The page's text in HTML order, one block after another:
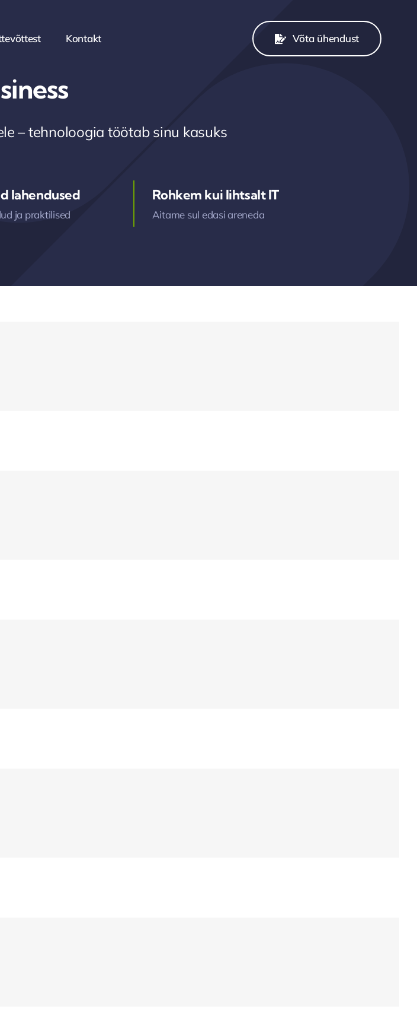
Kontakt Võta ühendust
– tehnoloogia töötab sinu kasuks
lahendused
ja praktilised
Rohkem kui lihtsalt IT
Aitame sul edasi areneda